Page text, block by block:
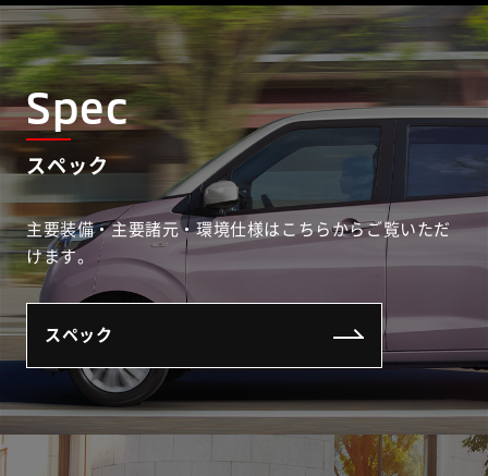
Spec
スペック
主要装備・主要諸元・環境仕様はこちらからご覧いただ
けます。
スペック